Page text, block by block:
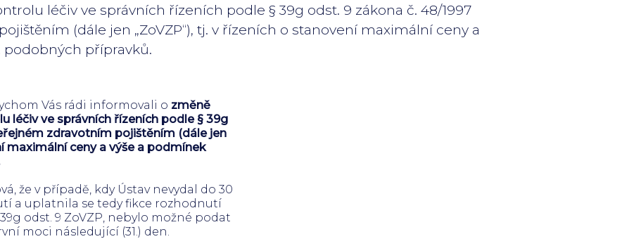
léčiv ve správních řízeních podle § 39g odst. 9 zákona č. 48/1997
(dále jen „ZoVZP“), tj. v řízeních o stanovení maximální ceny a
podobných přípravků.
Vás rádi informovali o změně
léčiv ve správních řízeních podle § 39g
zdravotním pojištěním (dále jen
maximální ceny a výše a podmínek
že v případě, kdy Ústav nevydal do 30
a uplatnila se tedy fikce rozhodnutí
odst. 9 ZoVZP, nebylo možné podat
moci následující (31.) den.